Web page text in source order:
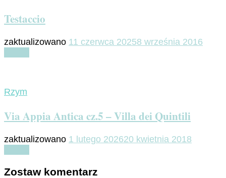
Testaccio
zaktualizowano 11 czerwca 20258 września 2016
Rzym
Via Appia Antica cz.5 – Villa dei Quintili
zaktualizowano 1 lutego 202620 kwietnia 2018
Zostaw komentarz